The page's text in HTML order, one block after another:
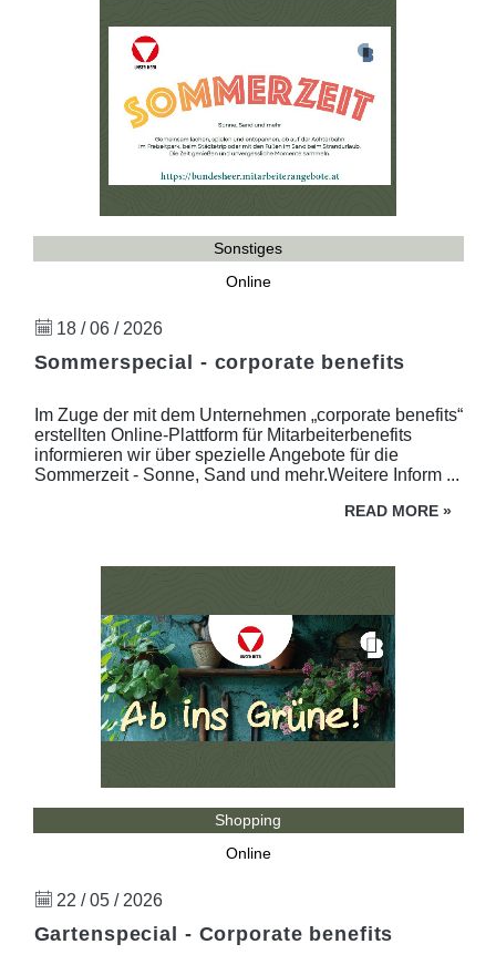
Sonstiges
Online
18 / 06 / 2026
Sommerspecial - corporate benefits
Im Zuge der mit dem Unternehmen „corporate benefits“
erstellten Online-Plattform für Mitarbeiterbenefits
informieren wir über spezielle Angebote für die
Sommerzeit - Sonne, Sand und mehr.Weitere Inform ...
READ MORE »
Shopping
Online
22 / 05 / 2026
Gartenspecial - Corporate benefits